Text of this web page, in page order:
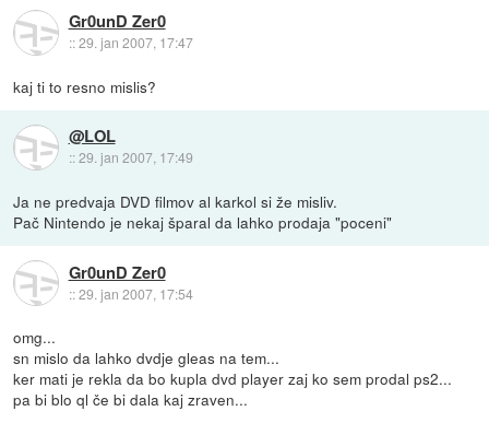
Gr0unD Zer0
::29. jan 2007, 17:47
kaj ti to resno mislis?
@LOL
::29. jan 2007, 17:49
Ja ne predvaja DVD filmov al karkol si že misliv.
Pač Nintendo je nekaj šparal da lahko prodaja "poceni"
Gr0unD Zer0
::29. jan 2007, 17:54
omg...
sn mislo da lahko dvdje gleas na tem...
ker mati je rekla da bo kupla dvd player zaj ko sem prodal ps2...
pa bi blo ql če bi dala kaj zraven...